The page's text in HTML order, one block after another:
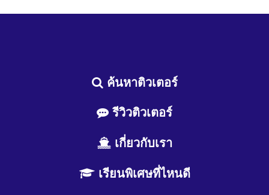
ค้นหาติวเตอร์
รีวิวติวเตอร์
เกี่ยวกับเรา
เรียนพิเศษที่ไหนดี